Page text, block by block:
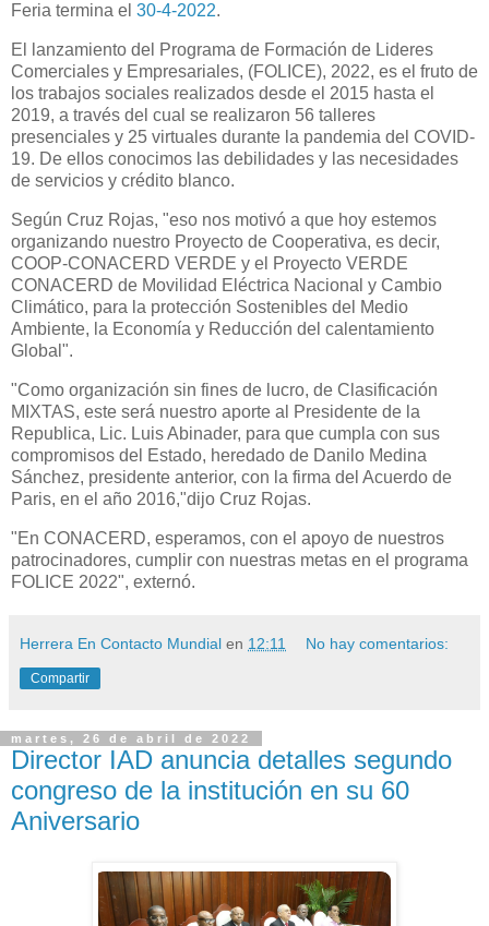
Feria termina el 30-4-2022.
El lanzamiento del Programa de Formación de Lideres
Comerciales y Empresariales, (FOLICE), 2022, es el fruto de
los trabajos sociales realizados desde el 2015 hasta el
2019, a través del cual se realizaron 56 talleres
presenciales y 25 virtuales durante la pandemia del COVID-
19. De ellos conocimos las debilidades y las necesidades
de servicios y crédito blanco.
Según Cruz Rojas, "eso nos motivó a que hoy estemos
organizando nuestro Proyecto de Cooperativa, es decir,
COOP-CONACERD VERDE y el Proyecto VERDE
CONACERD de Movilidad Eléctrica Nacional y Cambio
Climático, para la protección Sostenibles del Medio
Ambiente, la Economía y Reducción del calentamiento
Global".
"Como organización sin fines de lucro, de Clasificación
MIXTAS, este será nuestro aporte al Presidente de la
Republica, Lic. Luis Abinader, para que cumpla con sus
compromisos del Estado, heredado de Danilo Medina
Sánchez, presidente anterior, con la firma del Acuerdo de
Paris, en el año 2016,"dijo Cruz Rojas.
"En CONACERD, esperamos, con el apoyo de nuestros
patrocinadores, cumplir con nuestras metas en el programa
FOLICE 2022", externó.
Herrera En Contacto Mundial en 12:11 No hay comentarios:
Compartir
martes, 26 de abril de 2022
Director IAD anuncia detalles segundo
congreso de la institución en su 60
Aniversario